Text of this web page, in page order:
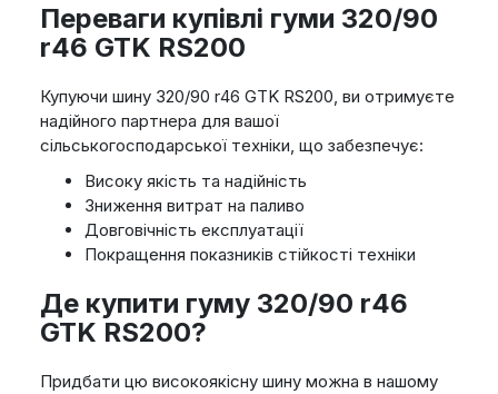
Переваги купівлі гуми 320/90
r46 GTK RS200
Купуючи шину 320/90 r46 GTK RS200, ви отримуєте
надійного партнера для вашої
сільськогосподарської техніки, що забезпечує:
Високу якість та надійність
Зниження витрат на паливо
Довговічність експлуатації
Покращення показників стійкості техніки
Де купити гуму 320/90 r46
GTK RS200?
Придбати цю високоякісну шину можна в нашому